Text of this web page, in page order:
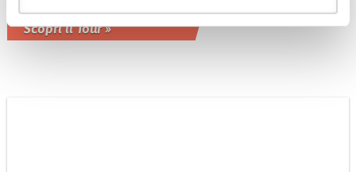
Scopri il Tour »